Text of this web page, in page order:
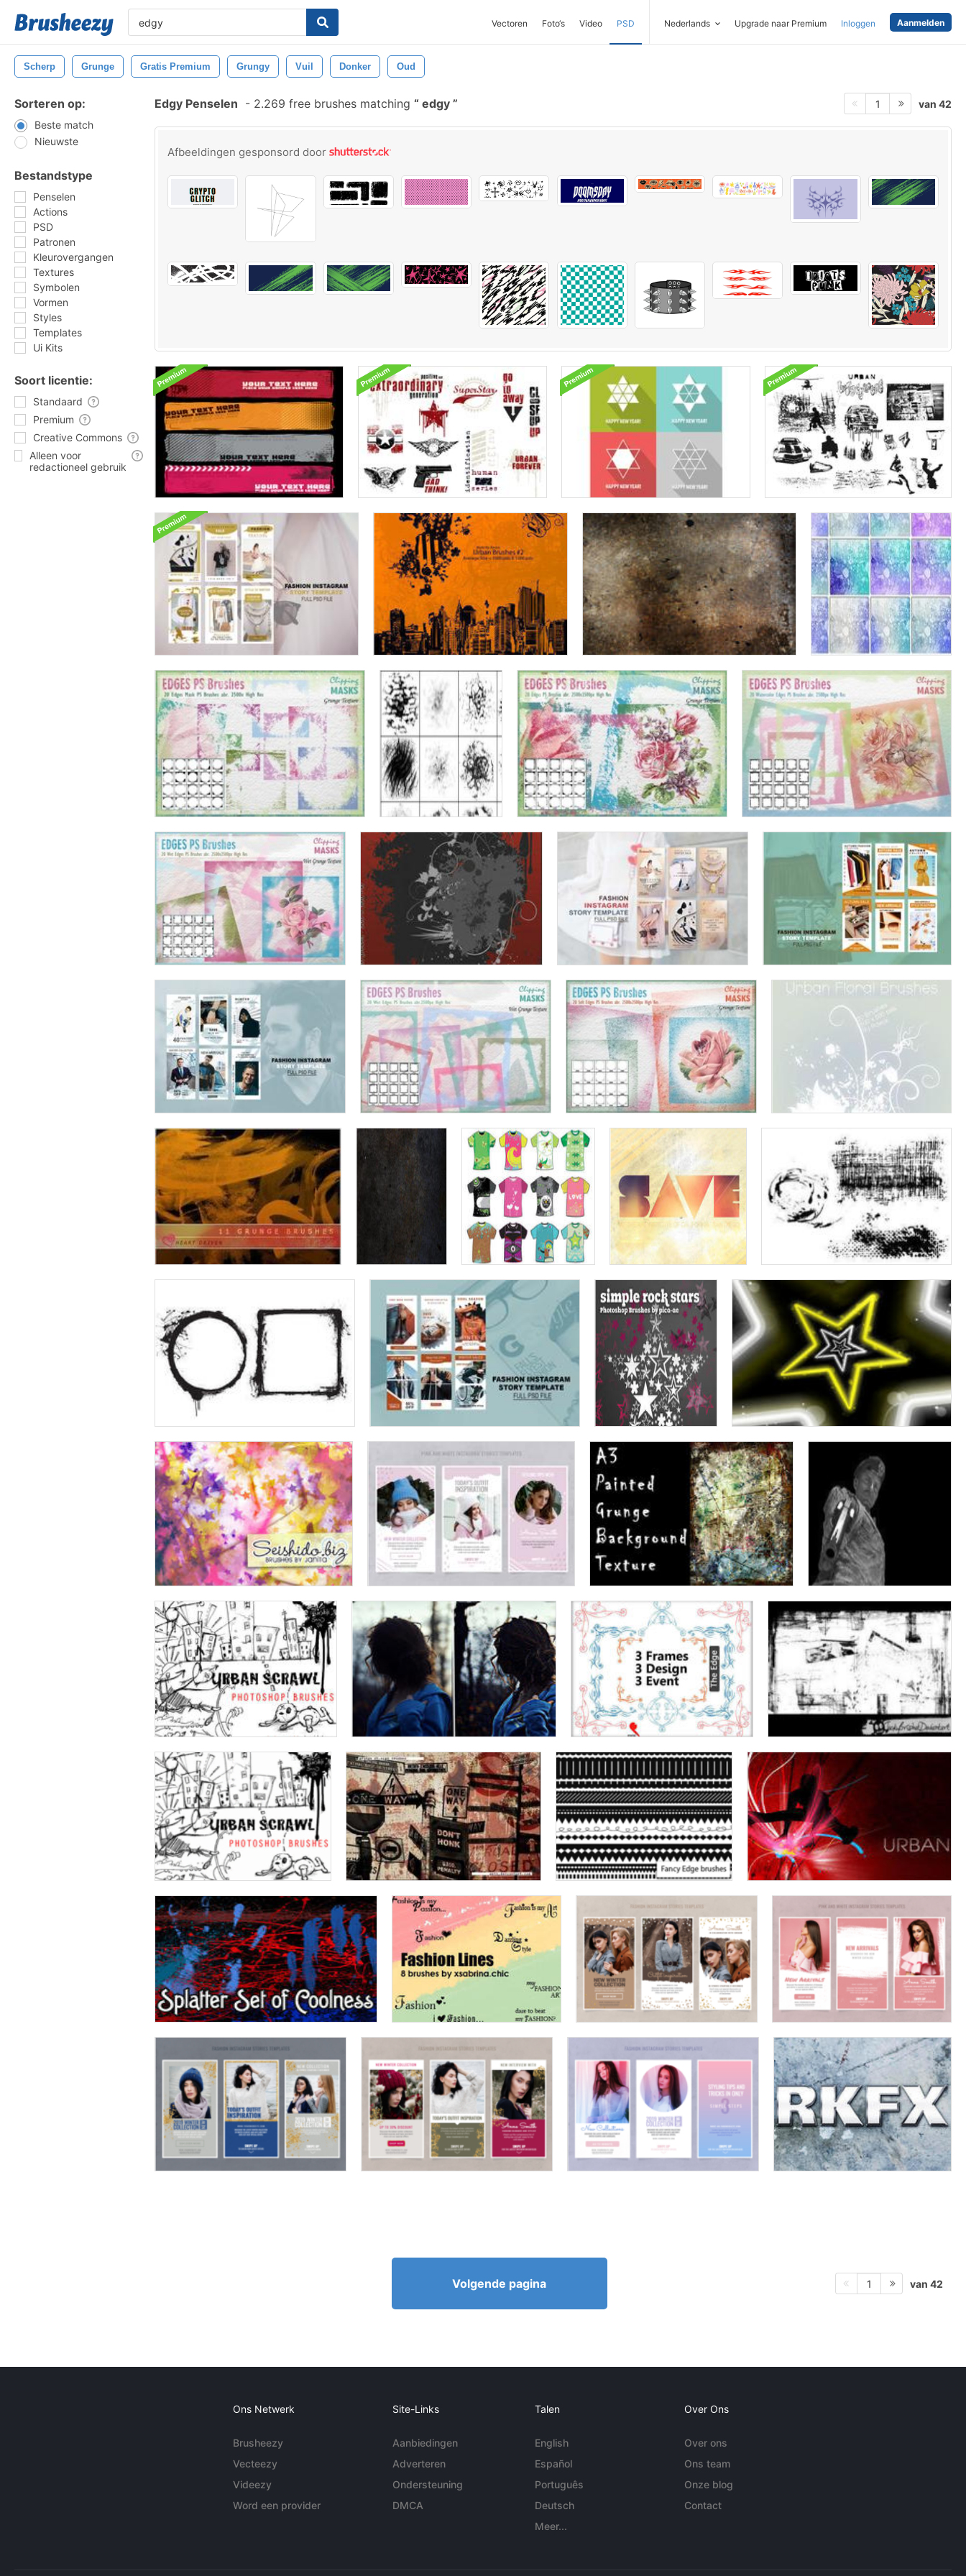
Vectoren Foto‘s Video PSD Nederlands Upgrade naar Premium Inloggen Aanmelden
Scherp Grunge Gratis Premium Grungy Vuil Donker Oud
Sorteren op:
Beste match
Nieuwste
Bestandstype
Penselen
Actions
PSD
Patronen
Kleurovergangen
Textures
Symbolen
Vormen
Styles
Templates
Ui Kits
Soort licentie:
Standaard
Premium
Creative Commons
Alleen voor
redactioneel gebruik
Edgy Penselen - 2.269 free brushes matching edgy 1 van 42
Afbeeldingen gesponsord door
Volgende pagina 1 van 42
Ons Netwerk
Brusheezy
Vecteezy
Videezy
Word een provider
Site-Links
Aanbiedingen
Adverteren
Ondersteuning
DMCA
Talen
English
Español
Português
Deutsch
Meer...
Over Ons
Over ons
Ons team
Onze blog
Contact